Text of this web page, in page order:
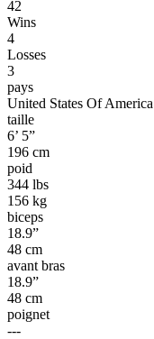
42
Wins
4
Losses
3
pays
United States Of America
taille
6’ 5”
196 cm
poid
344 lbs
156 kg
biceps
18.9”
48 cm
avant bras
18.9”
48 cm
poignet
---